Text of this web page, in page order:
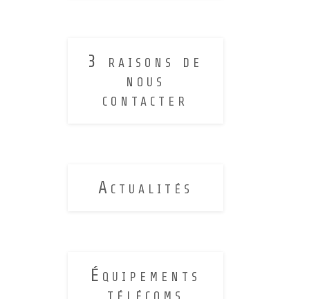
3 raisons de
nous
contacter
Actualités
Équipements
télécoms